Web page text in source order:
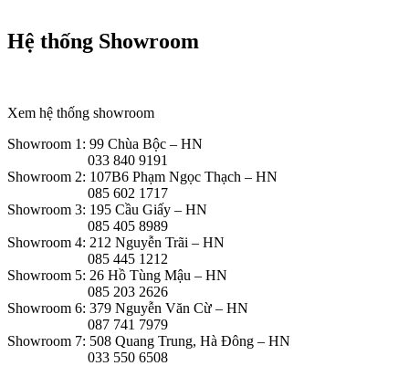
Hệ thống Showroom
Xem hệ thống showroom
Showroom 1: 99 Chùa Bộc – HN
033 840 9191
Showroom 2: 107B6 Phạm Ngọc Thạch – HN
085 602 1717
Showroom 3: 195 Cầu Giấy – HN
085 405 8989
Showroom 4: 212 Nguyễn Trãi – HN
085 445 1212
Showroom 5: 26 Hồ Tùng Mậu – HN
085 203 2626
Showroom 6: 379 Nguyễn Văn Cừ – HN
087 741 7979
Showroom 7: 508 Quang Trung, Hà Đông – HN
033 550 6508